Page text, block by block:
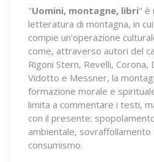
"Uomini, montagne, libri" è
letteratura di montagna, in
compie un'operazione
come, attraverso autori del
Rigoni Stern, Revelli, Corona,
Vidotto e Messner, la
formazione morale e
limita a commentare i testi,
con il presente:
ambientale, sovraffollamento
consumismo.